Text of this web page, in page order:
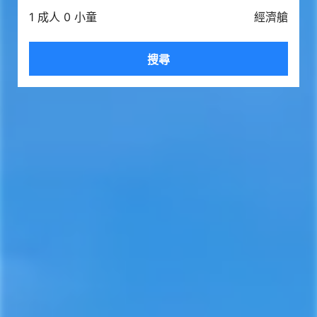
1 成人 0 小童 經濟艙
搜尋